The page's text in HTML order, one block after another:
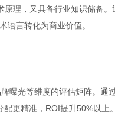
理，又具备行业知识储备。
语言转化为商业价值。
曝光等维度的评估矩阵。通
更精准，ROI提升50%以上。